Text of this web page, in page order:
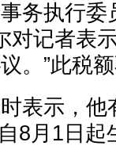
务执行
对记者表
。”此税
表示，
8月1日